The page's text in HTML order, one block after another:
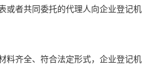
或者共同委托的代理人向企业登记机
料齐全、符合法定形式，企业登记机